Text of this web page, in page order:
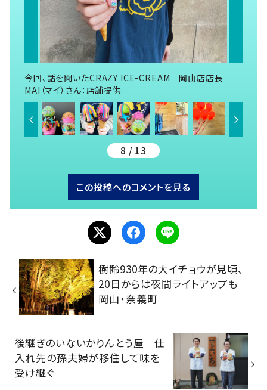
今回、話を聞いたCRAZY ICE-CREAM 岡山店店長
MAI（マイ）さん：店舗提供
8 / 13
この投稿へのコメントを見る
樹齢930年の大イチョウが見頃、
20日からは夜間ライトアップも
岡山・奈義町
後継ぎのいないかりんとう屋 仕
入れ先の孫夫婦が移住して味を
受け継ぐ